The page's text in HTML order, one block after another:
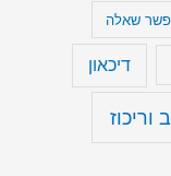
שאלה
דיכאון